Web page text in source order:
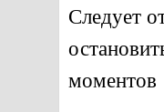
Следует
моментов